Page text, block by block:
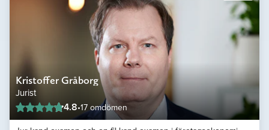
Kristoffer Gråborg
Jurist
4.8•17 omdömen